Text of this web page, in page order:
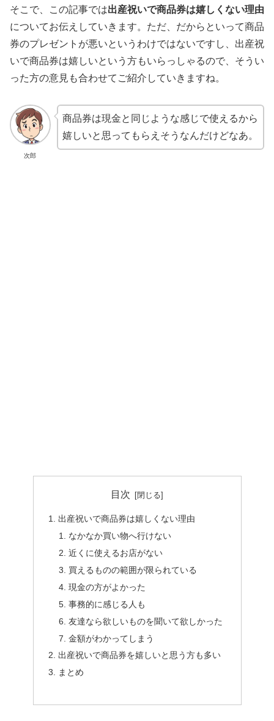
そこで、この記事では出産祝いで商品券は嬉しくない理由
についてお伝えしていきます。ただ、だからといって商品
券のプレゼントが悪いというわけではないですし、出産祝
いで商品券は嬉しいという方もいらっしゃるので、そうい
った方の意見も合わせてご紹介していきますね。
次郎
商品券は現金と同じような感じで使えるから
嬉しいと思ってもらえそうなんだけどなあ。
目次
出産祝いで商品券は嬉しくない理由
なかなか買い物へ行けない
近くに使えるお店がない
買えるものの範囲が限られている
現金の方がよかった
事務的に感じる人も
友達なら欲しいものを聞いて欲しかった
金額がわかってしまう
出産祝いで商品券を嬉しいと思う方も多い
まとめ